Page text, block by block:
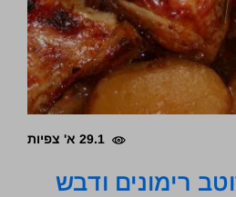
29.1 א' צפיות
רימונים ודבש